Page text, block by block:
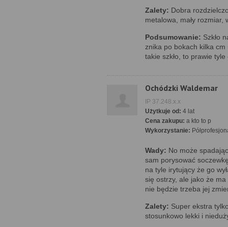
Zalety: Dobra
metalowa, mały
Podsumowanie: Szkło
znika po bokach kilka
takie szkło, to prawie
Ochódzki Waldemar
IP 37.248.x.x
Użytkuje od: 4 lat
Cena zakupu: a kto to p
Wykorzystanie:
Wady: No może
sam porysować
na tyle irytujący że go
się ostrzy, ale jako że
nie będzie trzeba jej
Zalety: Super ekstra
stosunkowo lekki i